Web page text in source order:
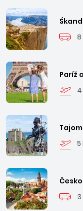
8
Paríž
4
5
3